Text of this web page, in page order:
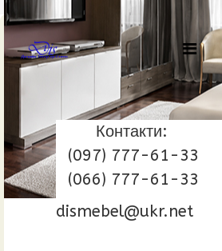
Контакти:
(097) 777-61-33
(066) 777-61-33
dismebel@ukr.net